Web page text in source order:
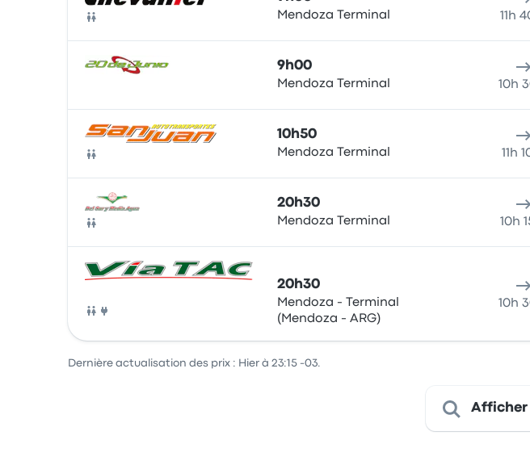
Bus
Mendoza Terminal 11h
9h00
Mendoza Terminal 10h
Bus
10h50
Mendoza Terminal 11h
Bus
20h30
Mendoza Terminal 10h
Bus
20h30
Mendoza - Terminal
(Mendoza - ARG)
10h
Dernière actualisation des prix : Hier à 23:15 -03.
Afficher